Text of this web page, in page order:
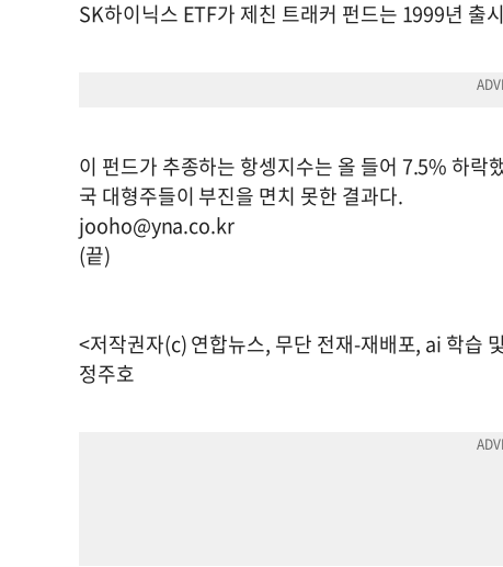
SK하이닉스 ETF가 제친 트래커 펀드는 1999년 출
이 펀드가 추종하는 항셍지수는 올 들어 7.5% 하락
국 대형주들이 부진을 면치 못한 결과다.
jooho@yna.co.kr
(끝)
<저작권자(c) 연합뉴스, 무단 전재-재배포, ai 학습
정주호